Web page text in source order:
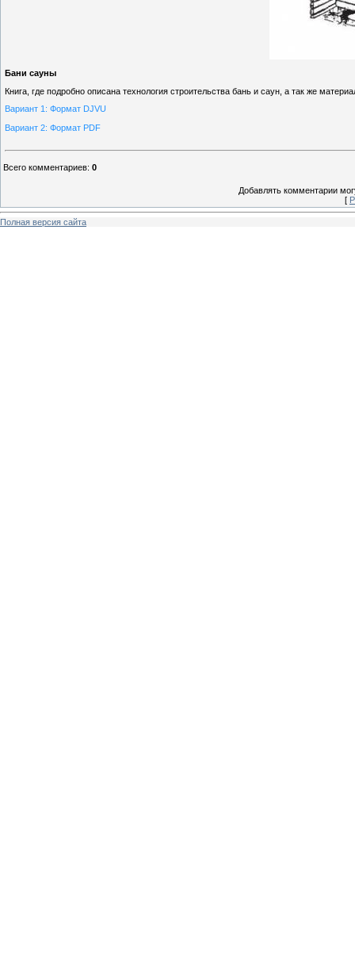
Бани сауны
Книга, где подробно описана технология строительства бань и саун, а так же
Вариант 1: Формат DJVU
Вариант 2: Формат PDF
Всего комментариев: 0
Добавлять комментарии
[
Полная версия сайта